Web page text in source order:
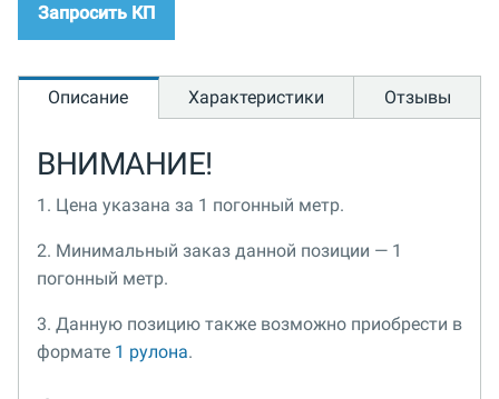
Запросить КП
Описание Характеристики Отзывы
ВНИМАНИЕ!
1. Цена указана за 1 погонный метр.
2. Минимальный заказ данной позиции — 1
погонный метр.
3. Данную позицию также возможно приобрести в
формате 1 рулона.